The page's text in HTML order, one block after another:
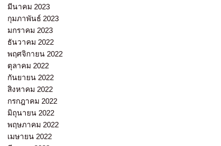
มีนาคม 2023
กุมภาพันธ์ 2023
มกราคม 2023
ธันวาคม 2022
พฤศจิกายน 2022
ตุลาคม 2022
กันยายน 2022
สิงหาคม 2022
กรกฎาคม 2022
มิถุนายน 2022
พฤษภาคม 2022
เมษายน 2022